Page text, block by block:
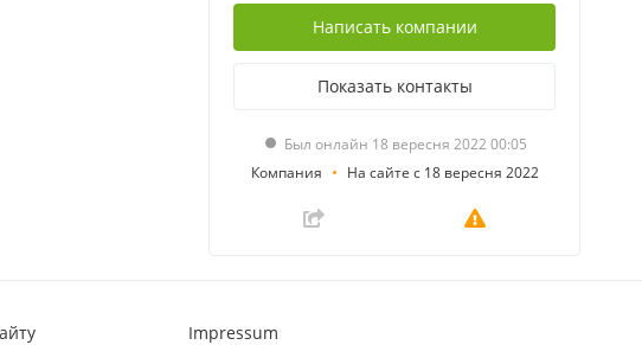
Написать компании
Показать контакты
Был онлайн 18 вересня 2022 00:05
Компания
На сайте с 18 вересня 2022
Impressum